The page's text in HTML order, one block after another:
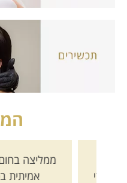
ממליצה בחום על
אמיתית בכל